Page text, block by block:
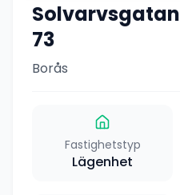
Solvarvsgatan
73
Borås
Fastighetstyp
Lägenhet